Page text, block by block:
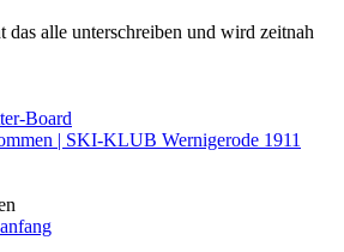
alle unterschreiben und wird zeitnah
Board
| SKI-KLUB Wernigerode 1911